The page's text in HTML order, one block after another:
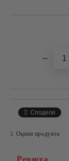
Сподели
Оцени продукта
Ревюта